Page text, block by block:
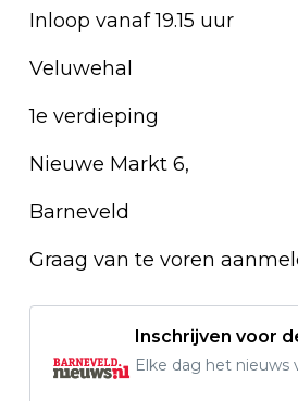
Inloop vanaf 19.15 uur
Veluwehal
1e verdieping
Nieuwe Markt 6,
Barneveld
Graag van te voren
Inschrijven voor
Elke dag het nieuws